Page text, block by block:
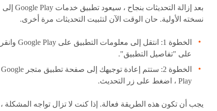
بعد إزالة التحديثات بنجاح ، سيعود تطبيق خدمات Google Play إلى
نسخته الأولية. حان الوقت الآن لتثبيت التحديثات مرة أخرى.
الخطوة 1: انتقل إلى معلومات التطبيق على Google Play وانقر
على "تفاصيل التطبيق".
الخطوة 2: ستتم إعادة توجيهك إلى صفحة تطبيق متجر Google
Play ، اضغط على زر التحديث.
يجب أن تكون هذه الطريقة فعالة. إذا كنت لا تزال تواجه المشكلة ،